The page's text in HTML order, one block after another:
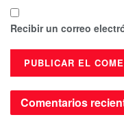
Recibir un correo
Comentarios